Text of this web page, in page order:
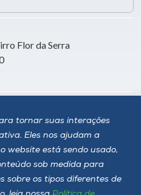
tornar suas interações
Eles nos ajudam a
website está sendo usado,
sob medida para
sobre os tipos diferentes de
Flor da Serra